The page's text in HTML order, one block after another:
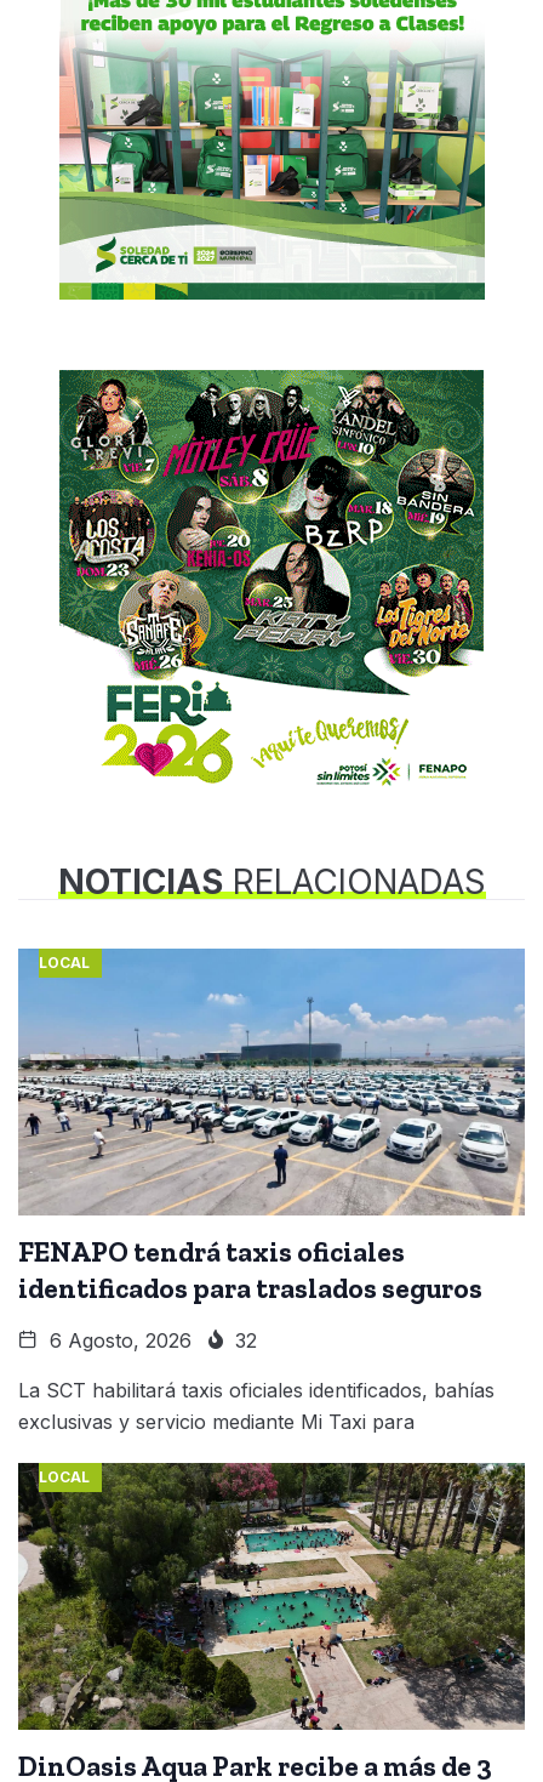
NOTICIASRELACIONADAS
LOCAL
FENAPO tendrá taxis oficiales
identificados para traslados seguros
6 Agosto, 2026 32
La SCT habilitará taxis oficiales identificados, bahías
exclusivas y servicio mediante Mi Taxi para
LOCAL
DinOasis Aqua Park recibe a más de 3